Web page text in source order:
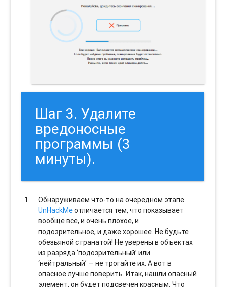
Шаг 3. Удалите
вредоносные
программы (3
минуты).
Обнаруживаем что-то на очередном этапе.
UnHackMeотличается тем, что показывает
вообще все, и очень плохое, и
подозрительное, и даже хорошее. Не будьте
обезьяной с гранатой! Не уверены в объектах
из разряда ‘подозрительный’ или
‘нейтральный’ — не трогайте их. А вот в
опасное лучше поверить. Итак, нашли опасный
элемент, он будет подсвечен красным. Что